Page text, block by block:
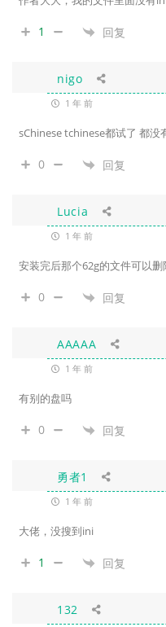
1 回复
nigo
1 年 前
sChinese tchinese都试了 都没
0 回复
Lucia
1 年 前
安装完后那个62g的文件可以
0 回复
AAAAA
1 年 前
有别的盘吗
0 回复
勇者1
1 年 前
大佬，没搜到ini
1 回复
132